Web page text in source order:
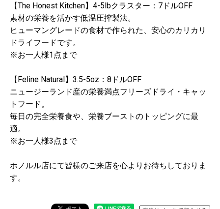
【The Honest Kitchen】4-5lbクラスター：7ドルOFF
素材の栄養を活かす低温圧搾製法。
ヒューマングレードの食材で作られた、安心のカリカリ
ドライフードです。
※お一人様1点まで
【Feline Natural】3.5-5oz：8ドルOFF
ニュージーランド産の栄養満点フリーズドライ・キャッ
トフード。
毎日の完全栄養食や、栄養ブーストのトッピングに最
適。
※お一人様3点まで
ホノルル店にて皆様のご来店を心よりお待ちしておりま
す。